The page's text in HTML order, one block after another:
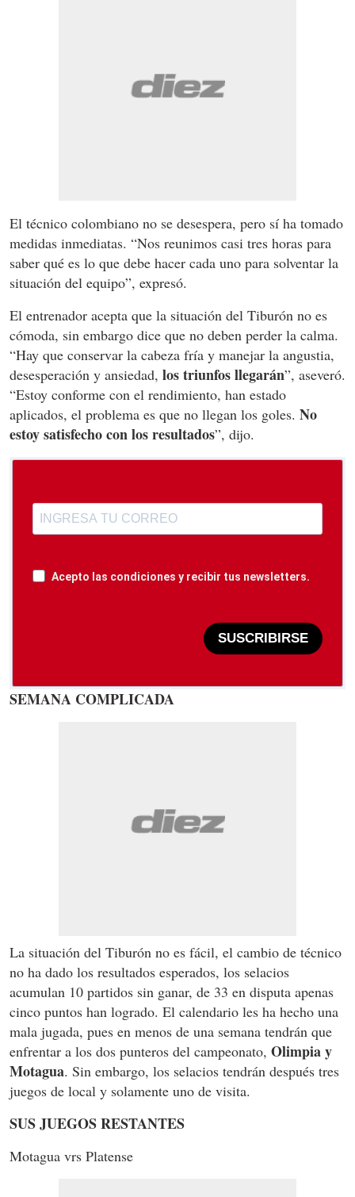
El técnico colombiano no se desespera, pero sí ha tomado
medidas inmediatas. “Nos reunimos casi tres horas para
saber qué es lo que debe hacer cada uno para solventar la
situación del equipo”, expresó.
El entrenador acepta que la situación del Tiburón no es
cómoda, sin embargo dice que no deben perder la calma.
“Hay que conservar la cabeza fría y manejar la angustia,
desesperación y ansiedad, los triunfos llegarán”, aseveró.
“Estoy conforme con el rendimiento, han estado
aplicados, el problema es que no llegan los goles. No
estoy satisfecho con los resultados”, dijo.
Acepto las condiciones y recibir tus newsletters.
SUSCRIBIRSE
SEMANA COMPLICADA
La situación del Tiburón no es fácil, el cambio de técnico
no ha dado los resultados esperados, los selacios
acumulan 10 partidos sin ganar, de 33 en disputa apenas
cinco puntos han logrado. El calendario les ha hecho una
mala jugada, pues en menos de una semana tendrán que
enfrentar a los dos punteros del campeonato, Olimpia y
Motagua. Sin embargo, los selacios tendrán después tres
juegos de local y solamente uno de visita.
SUS JUEGOS RESTANTES
Motagua vrs Platense